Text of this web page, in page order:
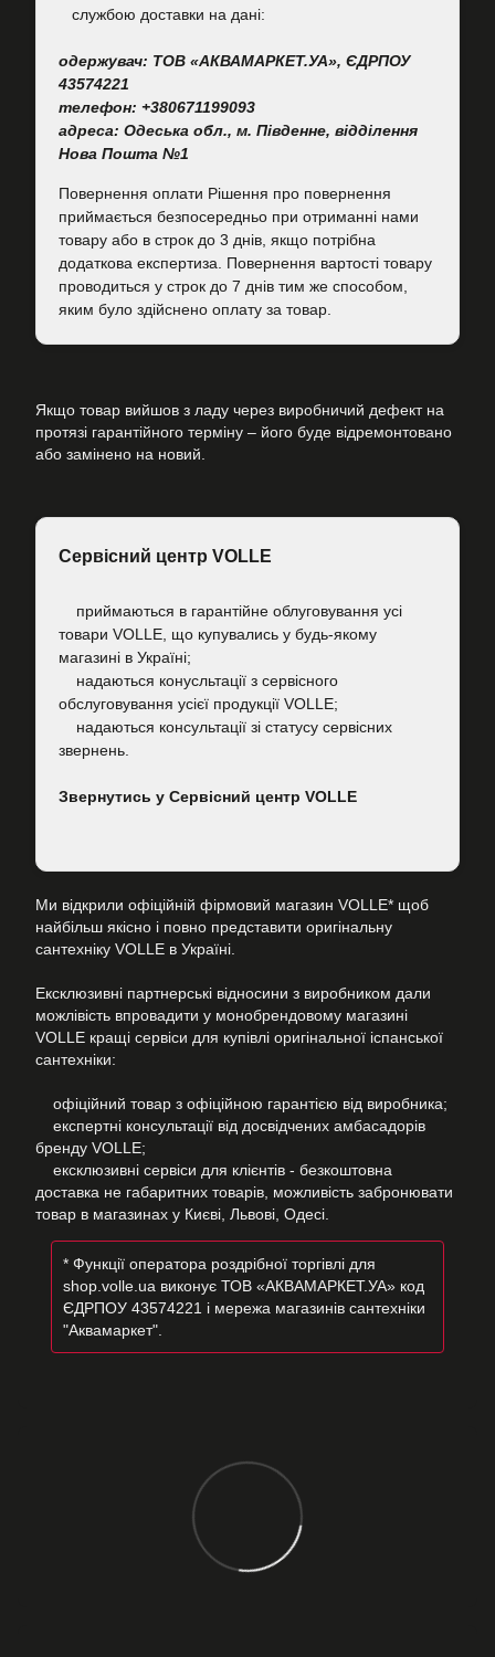
cлужбою доставки на дані:
одержувач: ТОВ «АКВАМАРКЕТ.УА», ЄДРПОУ
43574221
телефон: +380671199093
адреса: Одеська обл., м. Південне, відділення
Нова Пошта №1
Повернення оплати Рішення про повернення
приймається безпосередньо при отриманні нами
товару або в строк до 3 днів, якщо потрібна
додаткова експертиза. Повернення вартості товару
проводиться у строк до 7 днів тим же способом,
яким було здійснено оплату за товар.
Якщо товар вийшов з ладу через виробничий дефект на
протязі гарантійного терміну – його буде відремонтовано
або замінено на новий.
Сервісний центр VOLLE
приймаються в гарантійне облуговування усі
товари VOLLE, що купувались у будь-якому
магазині в Україні;
надаються конусльтації з сервісного
обслуговування усієї продукції VOLLE;
надаються консультації зі статусу сервісних
звернень.
Звернутись у Сервісний центр VOLLE
Ми відкрили офіційній фірмовий магазин VOLLE* щоб
найбільш якісно і повно представити оригінальну
сантехніку VOLLE в Україні.
Ексклюзивні партнерські відносини з виробником дали
можлівість впровадити у монобрендовому магазині
VOLLE кращі сервіси для купівлі оригінальної іспанської
сантехніки:
офіційний товар з офіційною гарантією від виробника;
експертні консультації від досвідчених амбасадорів
бренду VOLLE;
ексклюзивні сервіси для клієнтів - безкоштовна
доставка не габаритних товарів, можливість забронювати
товар в магазинах у Києві, Львові, Одесі.
* Функції оператора роздрібної торгівлі для
shop.volle.ua виконує ТОВ «АКВАМАРКЕТ.УА» код
ЄДРПОУ 43574221 і мережа магазинів сантехніки
"Аквамаркет".